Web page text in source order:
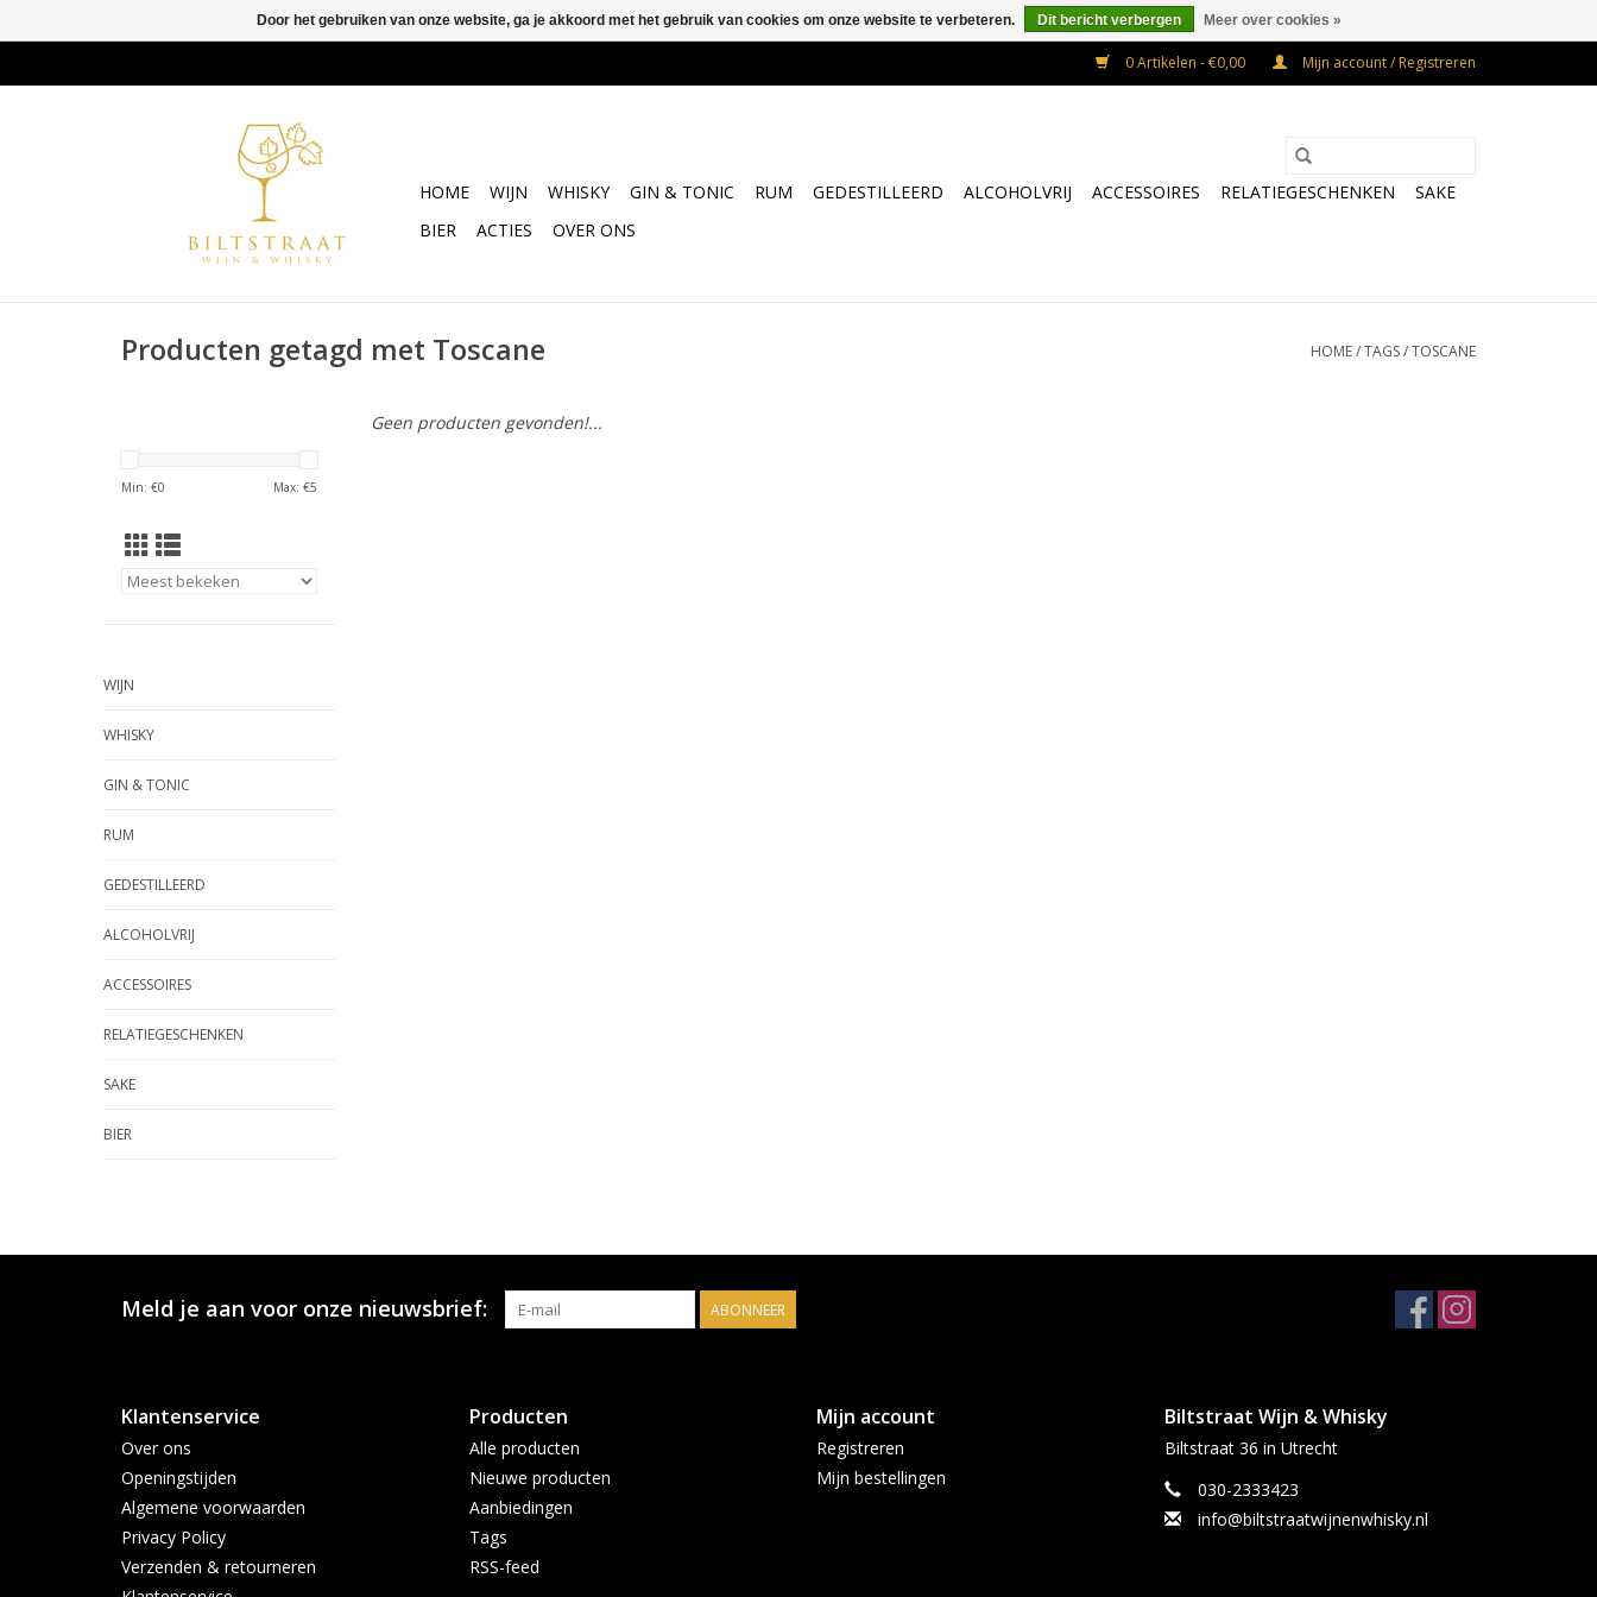
0 Artikelen - €0,00 Mijn account / Registreren
HOME WIJN WHISKY GIN & TONIC RUM GEDESTILLEERD ALCOHOLVRIJ ACCESSOIRES RELATIEGESCHENKEN
SAKE
BIER
ACTIES OVER ONS
Producten getagd met Toscane HOME/TAGS/TOSCANE
Min: €0 Max: €5
WIJN
WHISKY
GIN & TONIC
RUM
GEDESTILLEERD
ALCOHOLVRIJ
ACCESSOIRES
RELATIEGESCHENKEN
SAKE
BIER
Geen producten gevonden!...
Meld je aan voor onze nieuwsbrief: ABONNEER
Klantenservice
Over ons
Openingstijden
Algemene voorwaarden
Privacy Policy
Verzenden & retourneren
Producten
Alle producten
Nieuwe producten
Aanbiedingen
Tags
RSS-feed
Mijn account
Registreren
Mijn bestellingen
Biltstraat Wijn & Whisky
Biltstraat 36 in Utrecht
030-2333423
info@biltstraatwijnenwhisky.nl
Door het gebruiken van onze website, ga je akkoord met het gebruik van cookies om onze website te verbeteren. Dit bericht verbergen Meer over cookies »